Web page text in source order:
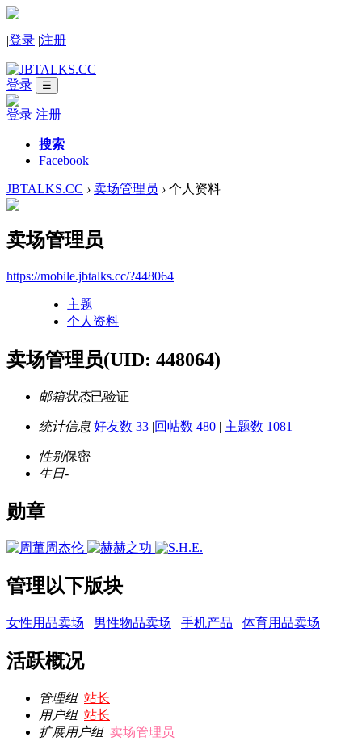
|登录 |注册
登录 ☰
登录 注册
搜索
Facebook
JBTALKS.CC › 卖场管理员 › 个人资料
卖场管理员
https://mobile.jbtalks.cc/?448064
主题
个人资料
卖场管理员(UID: 448064)
邮箱状态已验证
统计信息 好友数 33 |回帖数 480 | 主题数 1081
性别保密
生日-
勋章
管理以下版块
女性用品卖场 男性物品卖场 手机产品 体育用品卖场
活跃概况
管理组 站长
用户组 站长
扩展用户组 卖场管理员